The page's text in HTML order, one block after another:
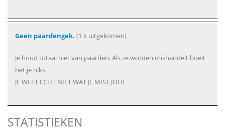
Geen paardengek. (1 x uitgekomen)
Je houd totaal niet van paarden. Als ze worden mishandelt boeit
het je niks.
JE WEET ECHT NIET WAT JE MIST JOH!
STATISTIEKEN